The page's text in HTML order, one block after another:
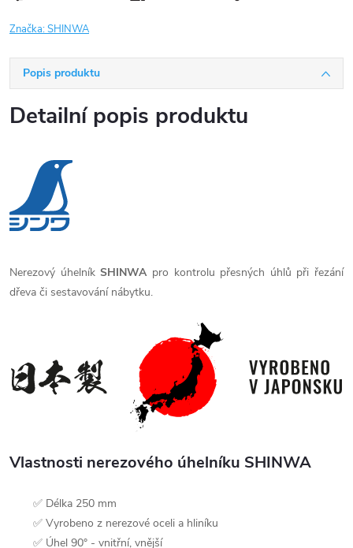
Značka:SHINWA
Popis produktu
Detailní popis produktu
Nerezový úhelníkSHINWApro kontrolu přesných úhlů při řezání
dřeva či sestavování nábytku.
Vlastnosti nerezového úhelníku SHINWA
✅ Délka 250 mm
✅ Vyrobeno z nerezové oceli a hliníku
✅ Úhel 90° - vnitřní, vnější